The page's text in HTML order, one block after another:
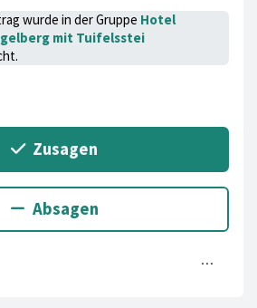
wurde in der Gruppe Hotel
mit Tuifelsstei